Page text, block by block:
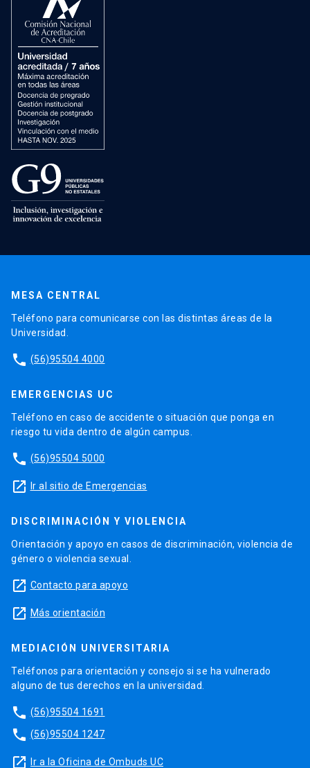
MESA CENTRAL
Teléfono para comunicarse con las distintas áreas de la
Universidad.
phone (56)95504 4000
EMERGENCIAS UC
Teléfono en caso de accidente o situación que ponga en
riesgo tu vida dentro de algún campus.
phone (56)95504 5000
launch Ir al sitio de Emergencias
DISCRIMINACIÓN Y VIOLENCIA
Orientación y apoyo en casos de discriminación, violencia de
género o violencia sexual.
launch Contacto para apoyo
launch Más orientación
MEDIACIÓN UNIVERSITARIA
Teléfonos para orientación y consejo si se ha vulnerado
alguno de tus derechos en la universidad.
phone (56)95504 1691
phone (56)95504 1247
launch Ir a la Oficina de Ombuds UC